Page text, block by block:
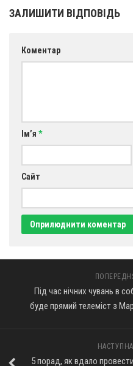
ЗАЛИШИТИ ВІДПОВІДЬ
Коментар
Ім’я *
Сайт
Під час нічних чувань в
буде прямий телеміст з
5 порад, як вдало